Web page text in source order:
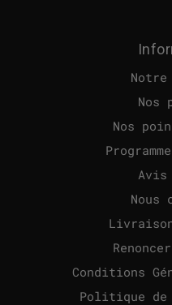
Nos
Nos
Nous
Conditions
Politique